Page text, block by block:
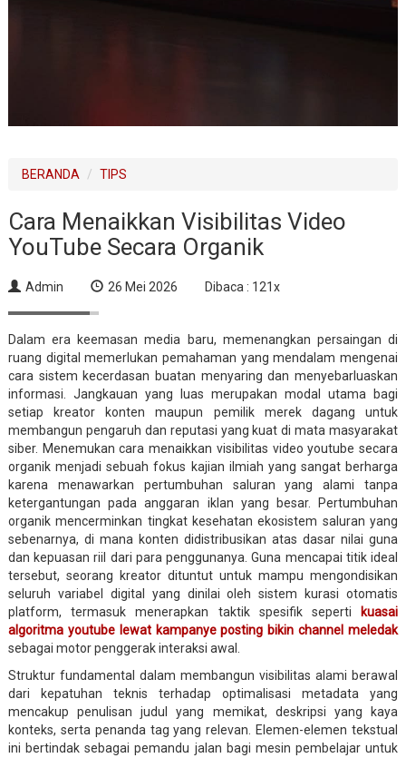
BERANDA TIPS
Cara Menaikkan Visibilitas Video
YouTube Secara Organik
Admin 26 Mei 2026 Dibaca : 121x
Dalam era keemasan media baru, memenangkan persaingan di
ruang digital memerlukan pemahaman yang mendalam mengenai
cara sistem kecerdasan buatan menyaring dan menyebarluaskan
informasi. Jangkauan yang luas merupakan modal utama bagi
setiap kreator konten maupun pemilik merek dagang untuk
membangun pengaruh dan reputasi yang kuat di mata masyarakat
siber. Menemukan cara menaikkan visibilitas video youtube secara
organik menjadi sebuah fokus kajian ilmiah yang sangat berharga
karena menawarkan pertumbuhan saluran yang alami tanpa
ketergantungan pada anggaran iklan yang besar. Pertumbuhan
organik mencerminkan tingkat kesehatan ekosistem saluran yang
sebenarnya, di mana konten didistribusikan atas dasar nilai guna
dan kepuasan riil dari para penggunanya. Guna mencapai titik ideal
tersebut, seorang kreator dituntut untuk mampu mengondisikan
seluruh variabel digital yang dinilai oleh sistem kurasi otomatis
platform, termasuk menerapkan taktik spesifik seperti
kuasai
algoritma youtube lewat kampanye posting bikin channel meledak
sebagai motor penggerak interaksi awal.
Struktur fundamental dalam membangun visibilitas alami berawal
dari kepatuhan teknis terhadap optimalisasi metadata yang
mencakup penulisan judul yang memikat, deskripsi yang kaya
konteks, serta penanda tag yang relevan. Elemen-elemen tekstual
ini bertindak sebagai pemandu jalan bagi mesin pembelajar untuk